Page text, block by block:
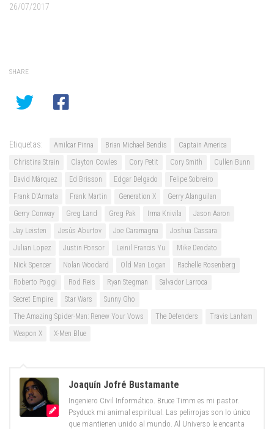
26/07/2017
SHARE
Etiquetas: Amilcar Pinna Brian Michael Bendis
Captain America
Christina Strain
Clayton Cowles Cory Petit Cory Smith
Cullen Bunn
David Márquez
Ed Brisson Edgar Delgado
Felipe Sobreiro
Frank D'Armata
Frank Martin Generation X
Gerry Alanguilan
Gerry Conway
Greg Land Greg Pak Irma Knivila
Jason Aaron
Jay Leisten
Jesús Aburtov Joe Caramagna
Joshua Cassara
Julian Lopez
Justin Ponsor Leinil Francis Yu
Mike Deodato
Nick Spencer
Nolan Woodard Old Man Logan
Rachelle Rosenberg
Roberto Poggi
Rod Reis Ryan Stegman
Salvador Larroca
Secret Empire
Star Wars
Sunny Gho
The Amazing Spider-Man: Renew Your Vows
The Defenders
Travis Lanham
Weapon X
X-Men Blue
Joaquín Jofré Bustamante
Ingeniero Civil Informático. Bruce Timm es mi pastor.
Psyduck mi animal espiritual. Las pelirrojas son lo único
que mantienen unido al mundo. Al Universo le encanta